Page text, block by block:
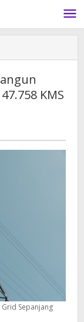
KMS
Grid Sepanjang